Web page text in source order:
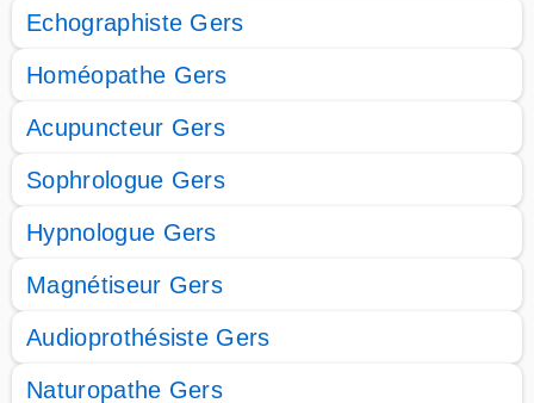
Echographiste Gers
Homéopathe Gers
Acupuncteur Gers
Sophrologue Gers
Hypnologue Gers
Magnétiseur Gers
Audioprothésiste Gers
Naturopathe Gers